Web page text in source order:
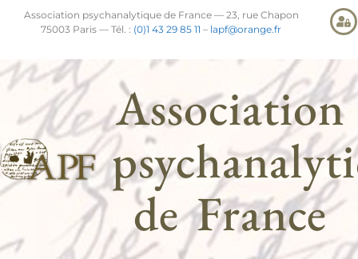
Association psychanalytique de France — 23, rue Chapon
75003 Paris — Tél. : (0)1 43 29 85 11 – lapf@orange.fr
Association
de France